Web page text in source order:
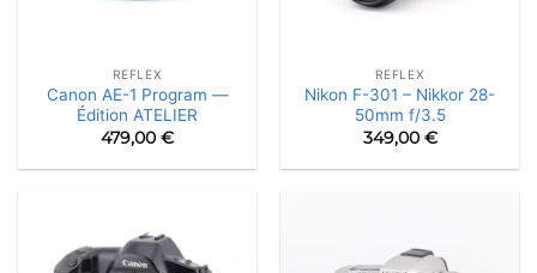
REFLEX
Canon AE-1 Program —
Édition ATELIER
479,00 €
REFLEX
Nikon F-301 – Nikkor 28-
50mm f/3.5
349,00 €